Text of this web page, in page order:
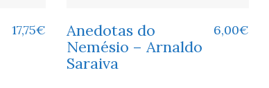
17,75€
Anedotas do
Nemésio – Arnaldo
Saraiva
6,00€